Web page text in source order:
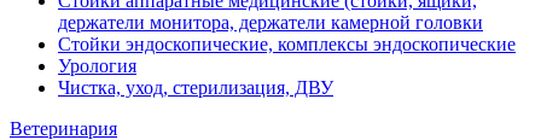
держатели монитора, держатели камерной головки
Стойки эндоскопические, комплексы эндоскопические
Урология
Чистка, уход, стерилизация, ДВУ
Ветеринария